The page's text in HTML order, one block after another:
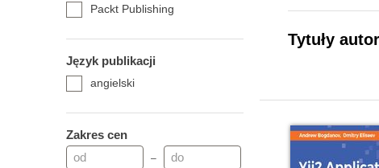
Packt Publishing
Język publikacji
angielski
Zakres cen
–
Tytuły